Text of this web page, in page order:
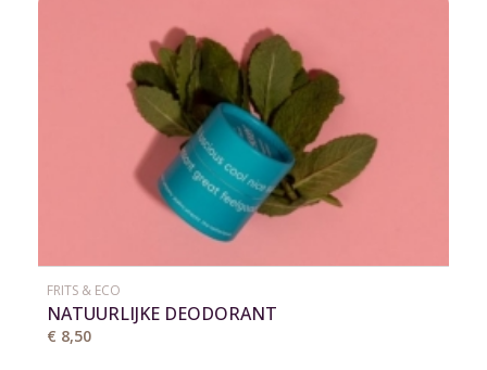
FRITS & ECO
NATUURLIJKE DEODORANT
€ 8,50